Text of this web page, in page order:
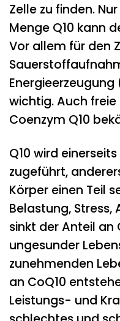
Zelle zu finden.
Menge Q10 kann
Vor allem für den
Energieerzeugung
wichtig. Auch
Coenzym Q10
Q10 wird
zugeführt,
Körper einen Teil
Belastung, Stress,
sinkt der Anteil an
ungesunder
zunehmenden
an CoQ10
Leistungs- und